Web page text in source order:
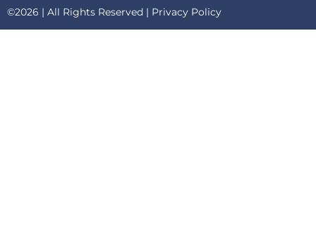
©2026 | All Rights Reserved | Privacy Policy